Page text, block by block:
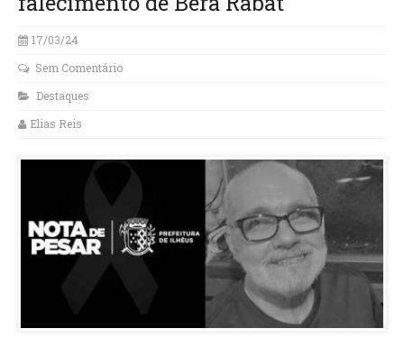
17/03/24
Sem Comentário
Destaques
Elias Reis